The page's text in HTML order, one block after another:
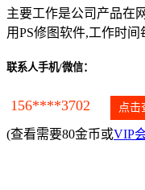
主要工作是公司产品在
用PS修图软件,工作时间
联系人手机/微信：
156****3702 点击
(查看需要80金币或VIP